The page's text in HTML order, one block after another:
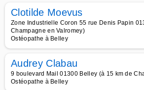
Clotilde Moevus
Zone Industrielle Coron 55 rue Denis Papin
Champagne en Valromey)
Ostéopathe à Belley
Audrey Clabau
9 boulevard Mail 01300 Belley (à 15 km de
Ostéopathe à Belley